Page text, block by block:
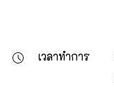
เวลาทำการ